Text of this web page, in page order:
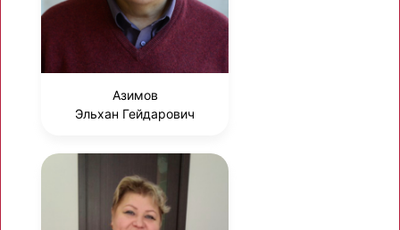
Азимов
Эльхан Гейдарович